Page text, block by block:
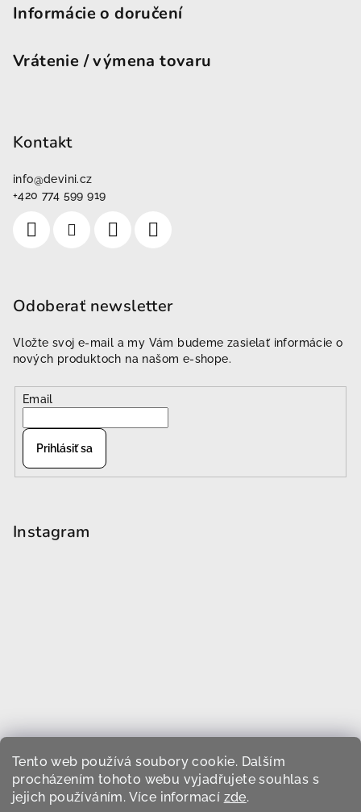
Tento web používá soubory cookie. Dalším
procházením tohoto webu vyjadřujete souhlas s
jejich používáním. Více informací zde.
Informácie o doručení
Vrátenie / výmena tovaru
Kontakt
info@devini.cz
+420 774 599 919
Odoberať newsletter
Vložte svoj e-mail a my Vám budeme zasielať informácie o
nových produktoch na našom e-shope.
Email
Prihlásiť sa
Instagram